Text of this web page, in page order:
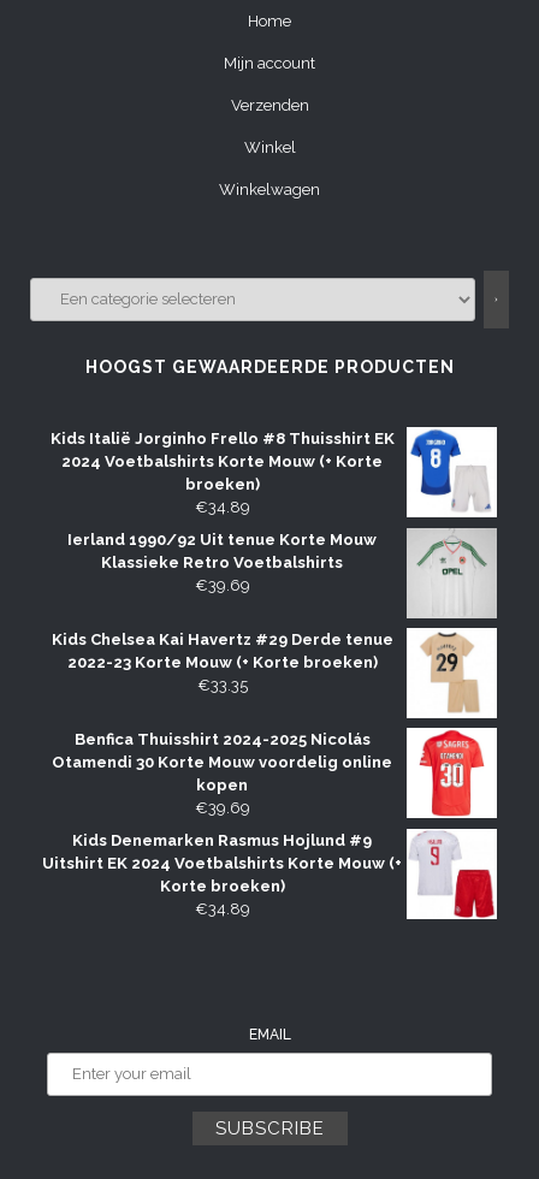
Home
Mijn account
Verzenden
Winkel
Winkelwagen
EEN
CATEGORIE
SELECTEREN
HOOGST GEWAARDEERDE PRODUCTEN
Kids Italië Jorginho Frello #8 Thuisshirt EK
2024 Voetbalshirts Korte Mouw (+ Korte
broeken)
€34.89
Ierland 1990/92 Uit tenue Korte Mouw
Klassieke Retro Voetbalshirts
€39.69
Kids Chelsea Kai Havertz #29 Derde tenue
2022-23 Korte Mouw (+ Korte broeken)
€33.35
Benfica Thuisshirt 2024-2025 Nicolás
Otamendi 30 Korte Mouw voordelig online
kopen
€39.69
Kids Denemarken Rasmus Hojlund #9
Uitshirt EK 2024 Voetbalshirts Korte Mouw (+
Korte broeken)
€34.89
EMAIL